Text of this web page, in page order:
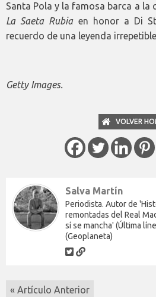
Santa Pola y la famosa barca a la
La Saeta Rubiaen honor a Di
recuerdo de una leyenda
Getty Images.
VOLVER
Salva Martín
Periodista. Autor de
remontadas del Real
sí se mancha' (Última
(Geoplaneta)
« Artículo Anterior